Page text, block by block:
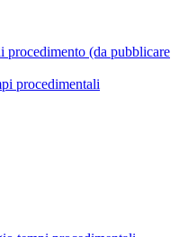
procedimento (da pubblicare
procedimentali